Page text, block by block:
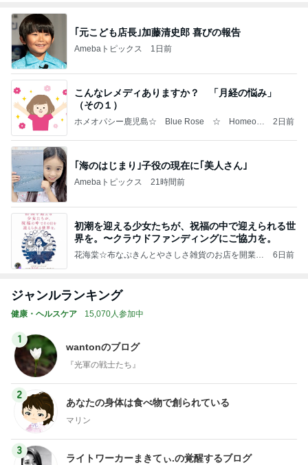
｢元こども店長｣加藤清史郎 喜びの報告
Amebaトピックス 1日前
こんなレメディありますか？ 「月経の悩み」
（その１）
ホメオパシー鹿児島☆ Blue Rose ☆ Homeop
2日前
｢海のはじまり｣子役の現在に｢美人さん｣
Amebaトピックス 21時間前
初潮を迎える少女たちが、祝福の中で迎えられる世
界を。〜クラウドファンディングにご協力を。
花海棠☆布なぷきんとやさしさ雑貨のお店を開業す
6日前
ジャンルランキング
健康・ヘルスケア 15,070人参加中
1
wantonのブログ
『光軍の戦士たち』
2
あなたの身体は食べ物で創られている
マリン
3
ライトワーカーまきてぃ.の覚醒するブログ